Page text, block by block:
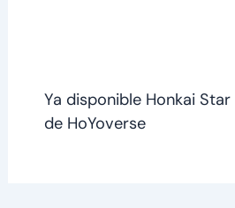
Ya disponible Honkai Star
de HoYoverse